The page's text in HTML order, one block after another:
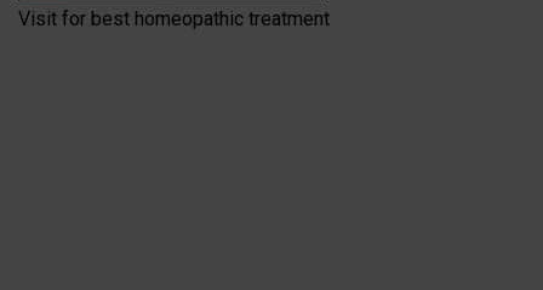
Visit for best homeopathic treatment